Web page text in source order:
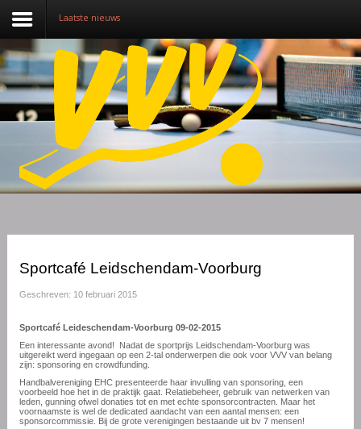
Nieuws
Over VVV
Lidmaatschap
Competitie
Sponsoring
Media
English
Laatste nieuws
Sportcafé Leidschendam-Voorburg
Geschreven: 10 februari 2015
Sportcafé Leideschendam-Voorburg 09-02-2015
Een interessante avond! Nadat de sportprijs Leidschendam-Voorburg was
uitgereikt werd ingegaan op een 2-tal onderwerpen die ook voor VVV van belang
zijn: sponsoring en crowdfunding.
Handbalvereniging EHC presenteerde haar invulling van sponsoring, een
voorbeeld hoe het in de praktijk gaat. Relatiebeheer, gebruik van netwerken van
leden, gunning ofwel donaties tot en met echte sponsorcontracten. Maar het
voornaamste is wel de dedicated aandacht van een aantal mensen: een
sponsorcommissie. Bij de grote verenigingen bestaande uit bv 7 mensen!